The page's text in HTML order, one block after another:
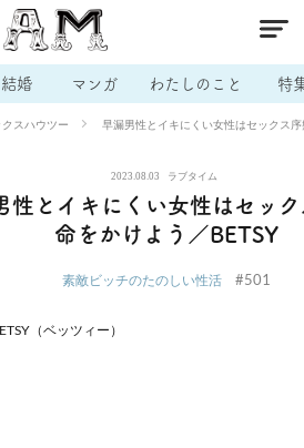
結婚 マンガ わたしのこと 特
スハウツー 早漏男性とイキにくい女性はセックス
2023.08.03 ラブタイム
性とイキにくい女性はセッ
命をかけよう／BETSY
素敵ビッチのたのしい性活 #501
（ベッツィー）
# 男の本音 # セフレ # 不倫
マッチングアプリ # ラブグッズ # 体の相